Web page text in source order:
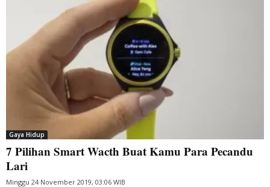
Gaya Hidup
7 Pilihan Smart Wacth Buat Kamu Para Pecandu
Lari
Minggu 24 November 2019, 03:06 WIB